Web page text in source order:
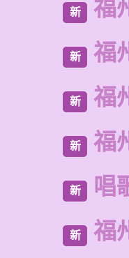
新 福
新 福
新 福
新 福
新 唱
新 福